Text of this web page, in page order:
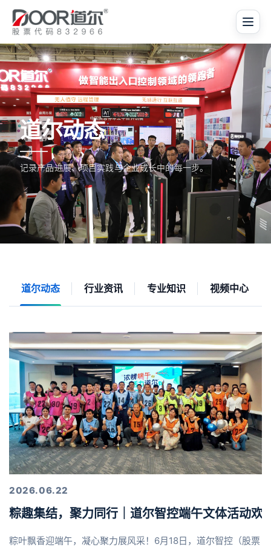
道尔动态
记录产品进展、项目实践与企业成长中的每一步。
道尔动态 行业资讯 专业知识 视频中心
2026.06.22
粽趣集结，聚力同行｜道尔智控端午文体活动欢
粽叶飘香迎端午，凝心聚力展风采！6月18日，道尔智控（股票